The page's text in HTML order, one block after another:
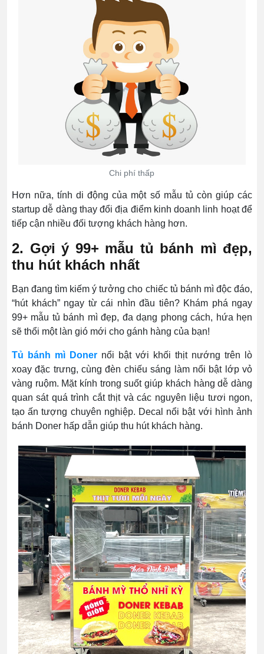
Chi phí thấp
Hơn nữa, tính di động của một số mẫu tủ còn giúp các
startup dễ dàng thay đổi địa điểm kinh doanh linh hoạt để
tiếp cận nhiều đối tượng khách hàng hơn.
2. Gợi ý 99+ mẫu tủ bánh mì đẹp,
thu hút khách nhất
Bạn đang tìm kiếm ý tưởng cho chiếc tủ bánh mì độc đáo,
“hút khách” ngay từ cái nhìn đầu tiên? Khám phá ngay
99+ mẫu tủ bánh mì đẹp, đa dạng phong cách, hứa hẹn
sẽ thổi một làn gió mới cho gánh hàng của bạn!
Tủ bánh mì Doner nổi bật với khối thịt nướng trên lò
xoay đặc trưng, cùng đèn chiếu sáng làm nổi bật lớp vỏ
vàng ruộm. Mặt kính trong suốt giúp khách hàng dễ dàng
quan sát quá trình cắt thịt và các nguyên liệu tươi ngon,
tạo ấn tượng chuyên nghiệp. Decal nổi bật với hình ảnh
bánh Doner hấp dẫn giúp thu hút khách hàng.